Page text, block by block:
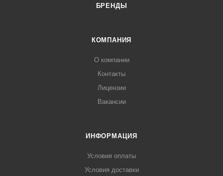
БРЕНДЫ
КОМПАНИЯ
О компании
Контакты
Лицензии
Вакансии
ИНФОРМАЦИЯ
Условия оплаты
Условия доставки